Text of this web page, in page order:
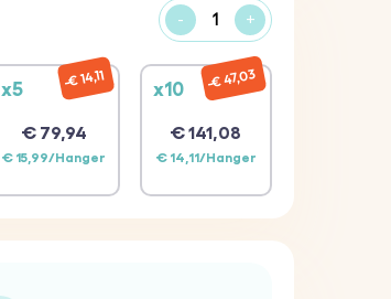
- +
x5
€ 79,94
€ 15,99/Hanger
€ 14,11
x10
€ 141,08
€ 14,11/Hanger
€ 47,03